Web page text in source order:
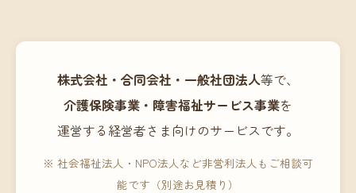
株式会社・合同会社・一般社団法人等で、
介護保険事業・障害福祉サービス事業を
運営する経営者さま向けのサービスです。
※ 社会福祉法人・NPO法人など非営利法人もご相談可
能です（別途お見積り）